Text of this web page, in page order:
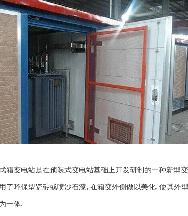
箱变电站是在预装式变电站基础上开发研制的一种新型
了环保型瓷砖或喷沙石漆, 在箱变外侧做以美化, 使其外
一体.